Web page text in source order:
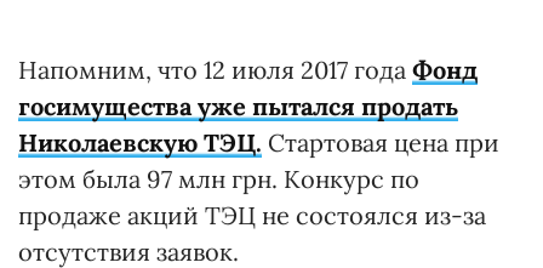
Напомним, что 12 июля 2017 года Фонд
госимущества уже пытался продать
Николаевскую ТЭЦ. Стартовая цена при
этом была 97 млн грн. Конкурс по
продаже акций ТЭЦ не состоялся из-за
отсутствия заявок.